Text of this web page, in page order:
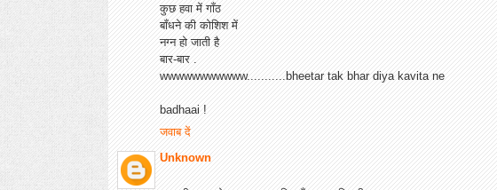
कुछ हवा में गाँठ
बाँधने की कोशिश में
नग्न हो जाती है
बार-बार .
wwwwwwwwwww...........bheetar tak bhar diya kavita ne
badhaai !
जवाब दें
Unknown